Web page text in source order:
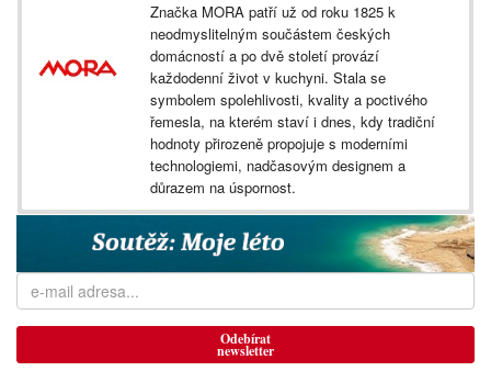
Značka MORA patří už od roku 1825 k
neodmyslitelným součástem českých
domácností a po dvě století provází
každodenní život v kuchyni. Stala se
symbolem spolehlivosti, kvality a poctivého
řemesla, na kterém staví i dnes, kdy tradiční
hodnoty přirozeně propojuje s moderními
technologiemi, nadčasovým designem a
důrazem na úspornost.
Odebírat
newsletter